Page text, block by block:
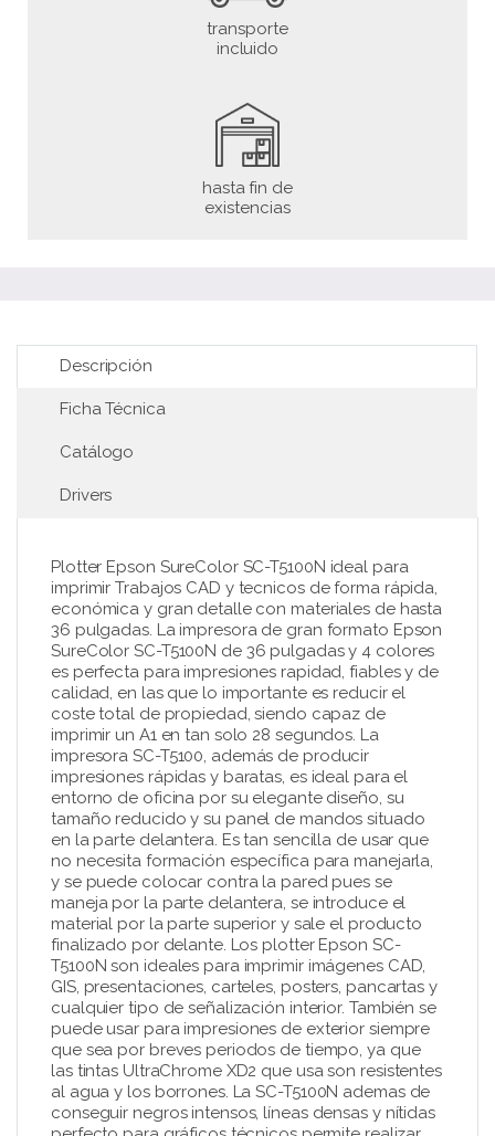
transporte
incluido
hasta fin de
existencias
Descripción
Ficha Técnica
Catálogo
Drivers
Plotter Epson SureColor SC-T5100N ideal para
imprimir Trabajos CAD y tecnicos de forma rápida,
económica y gran detalle con materiales de hasta
36 pulgadas. La impresora de gran formato Epson
SureColor SC-T5100N de 36 pulgadas y 4 colores
es perfecta para impresiones rapidad, fiables y de
calidad, en las que lo importante es reducir el
coste total de propiedad, siendo capaz de
imprimir un A1 en tan solo 28 segundos. La
impresora SC-T5100, además de producir
impresiones rápidas y baratas, es ideal para el
entorno de oficina por su elegante diseño, su
tamaño reducido y su panel de mandos situado
en la parte delantera. Es tan sencilla de usar que
no necesita formación específica para manejarla,
y se puede colocar contra la pared pues se
maneja por la parte delantera, se introduce el
material por la parte superior y sale el producto
finalizado por delante. Los plotter Epson SC-
T5100N son ideales para imprimir imágenes CAD,
GIS, presentaciones, carteles, posters, pancartas y
cualquier tipo de señalización interior. También se
puede usar para impresiones de exterior siempre
que sea por breves periodos de tiempo, ya que
las tintas UltraChrome XD2 que usa son resistentes
al agua y los borrones. La SC-T5100N ademas de
conseguir negros intensos, líneas densas y nítidas